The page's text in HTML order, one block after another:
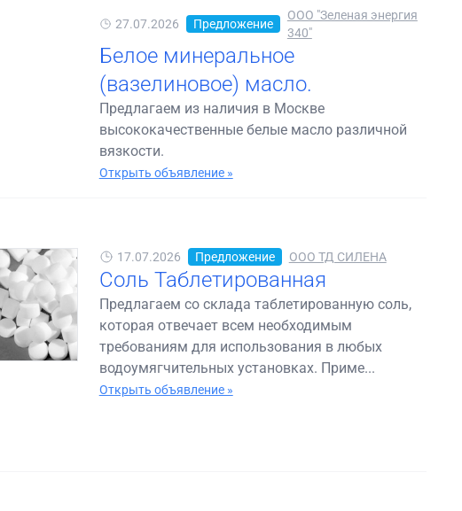
27.07.2026 Предложение
ООО "Зеленая энергия
340"
Белое минеральное
(вазелиновое) масло.
Предлагаем из наличия в Москве
высококачественные белые масло различной
вязкости.
Открыть объявление »
17.07.2026 Предложение ООО ТД СИЛЕНА
Соль Таблетированная
Предлагаем со склада таблетированную соль,
которая отвечает всем необходимым
требованиям для использования в любых
водоумягчительных установках. Приме...
Открыть объявление »